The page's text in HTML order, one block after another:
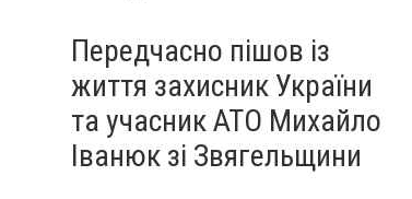
Передчасно пішов із
життя захисник України
та учасник АТО Михайло
Іванюк зі Звягельщини